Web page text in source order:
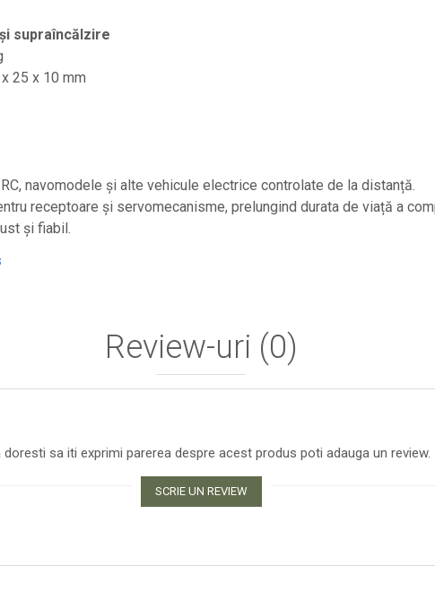
supraîncălzire
25 x 10 mm
navomodele și alte vehicule electrice controlate de la distanță.
receptoare și servomecanisme, prelungind durata de viață a
și fiabil.
Review-uri (0)
doresti sa iti exprimi parerea despre acest produs poti adauga un review.
SCRIE UN REVIEW